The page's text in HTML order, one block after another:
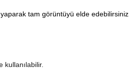
tam görüntüyü elde edebilirsiniz.
kullanılabilir.